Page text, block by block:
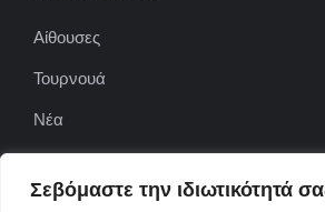
Σεβόμαστε την ιδιωτικότητά
Αίθουσες
Τουρνουά
Νέα
Επιχειρήσεις
ΠΟΦΕΠΑ